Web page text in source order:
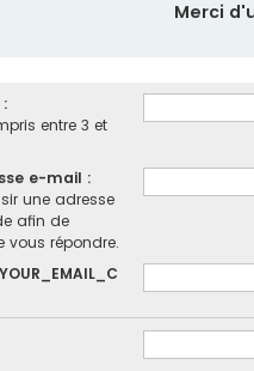
Merci
entre 3 et
e-mail :
une adresse
afin de
vous répondre.